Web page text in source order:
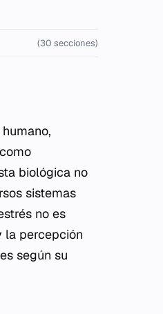
(30 secciones)
biológica no
sistemas
no es
la percepción
según su